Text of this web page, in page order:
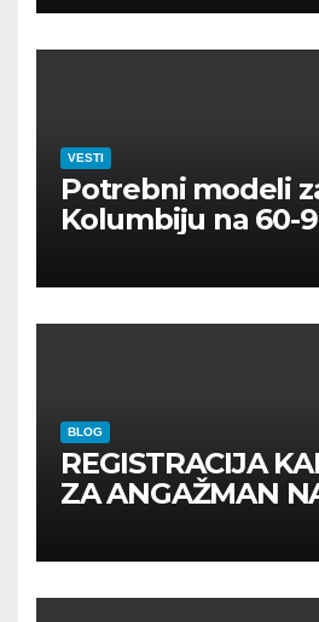
VESTI
Potrebni modeli
Kolumbiju na 60-
BLOG
REGISTRACIJA
ZA ANGAŽMAN